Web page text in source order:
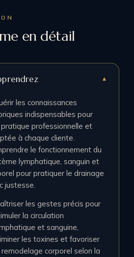
en détail
les connaissances
indispensables pour
pratique professionnelle et
à chaque cliente.
le fonctionnement du
lymphatique, sanguin et
pour pratiquer le drainage
justesse.
les gestes précis pour
la circulation
et sanguine,
les toxines et favoriser
remodelage corporel selon la